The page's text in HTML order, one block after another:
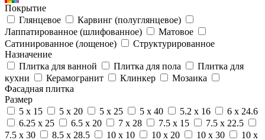
Покрытие
Глянцевое
Карвинг (полуглянцевое)
Лаппатированное (шлифованное)
Матовое
Сатинированное (лощеное)
Структурированное
Назначение
Плитка для ванной
Плитка для пола
Плитка для
кухни
Керамогранит Клинкер
Мозаика
Фасадная плитка
Размер
5 x 15
5 x 20 5 x 25 5 x 40 5.2 x 16
6 x 24.6
6.25 x 25
6.5 x 20 7 x 28 7.5 x 15
7.5 x 22.5
7.5 x 30
8.5 x 28.5 10 x 10 10 x 20 10 x 30 10 x